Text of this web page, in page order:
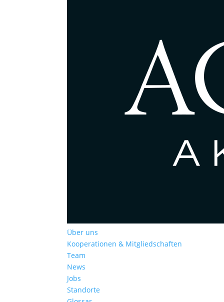
Über uns
Kooperationen & Mitgliedschaften
Team
News
Jobs
Standorte